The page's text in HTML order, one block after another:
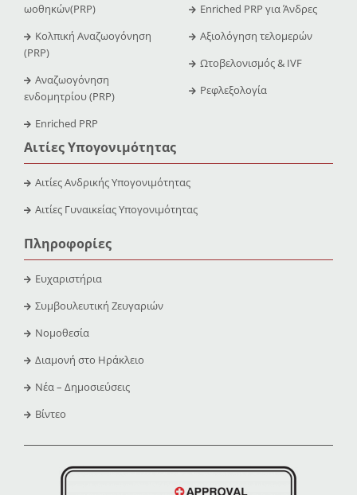
ωοθηκών(PRP)
Κολπική Αναζωογόνηση
(PRP)
Αναζωογόνηση
ενδομητρίου (PRP)
Enriched PRP
Enriched PRP για Άνδρες
Αξιολόγηση τελομερών
Ωτοβελονισμός & IVF
Ρεφλεξολογία
Αιτίες Υπογονιμότητας
Αιτίες Ανδρικής Υπογονιμότητας
Αιτίες Γυναικείας Υπογονιμότητας
Πληροφορίες
Ευχαριστήρια
Συμβουλευτική Ζευγαριών
Νομοθεσία
Διαμονή στο Ηράκλειο
Νέα – Δημοσιεύσεις
Βίντεο